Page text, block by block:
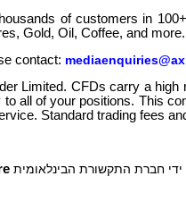
of customers in
Gold, Oil, Coffee, and more.
contact:
Limited. CFDs carry a
all of your positions. This
Standard trading fees
חברת התקשורת הבינלאומית